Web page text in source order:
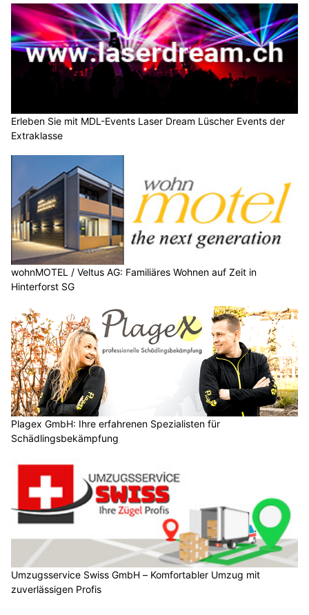
Erleben Sie mit MDL-Events Laser Dream Lüscher Events der
Extraklasse
wohnMOTEL / Veltus AG: Familiäres Wohnen auf Zeit in
Hinterforst SG
Plagex GmbH: Ihre erfahrenen Spezialisten für
Schädlingsbekämpfung
Umzugsservice Swiss GmbH – Komfortabler Umzug mit
zuverlässigen Profis